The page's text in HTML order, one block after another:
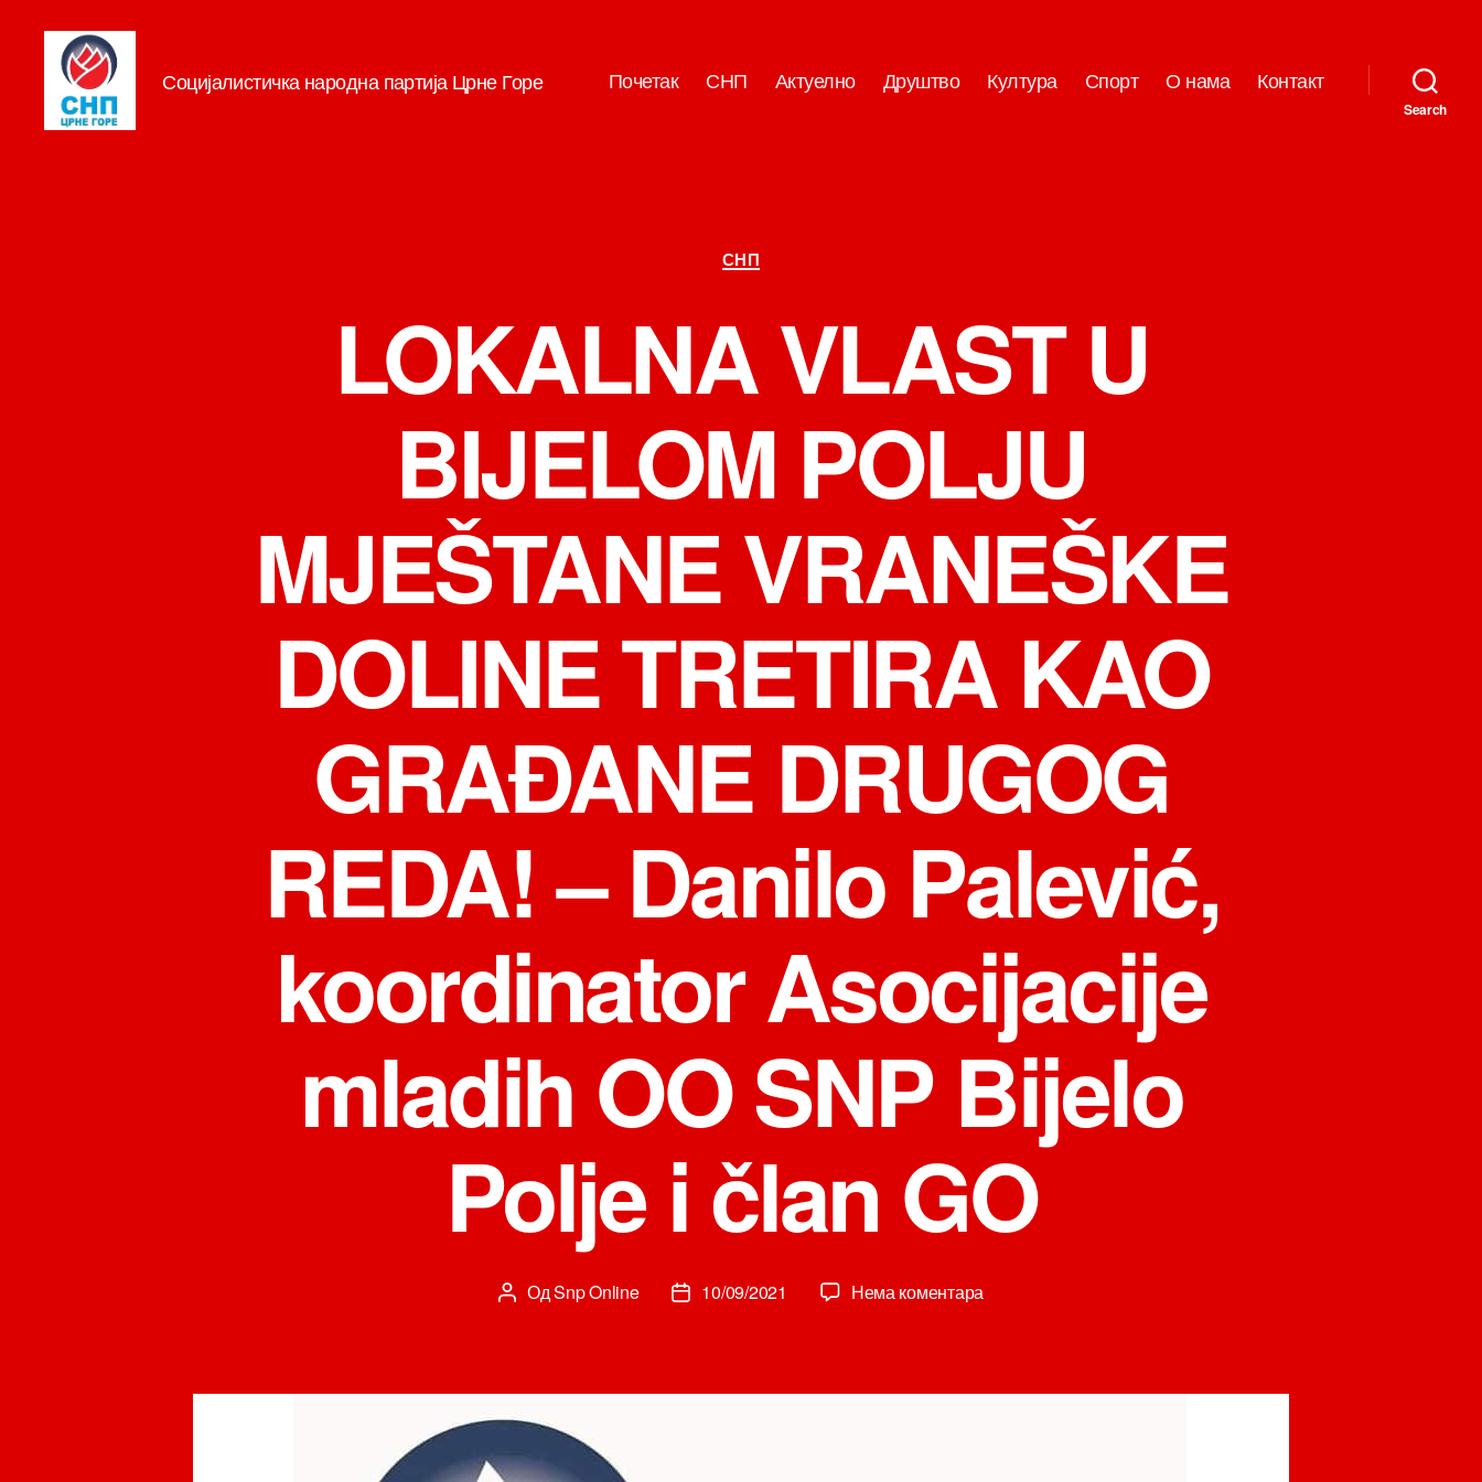
Социјалистичка народна партија Црне Горе Почетак СНП Актуелно Друштво Култура Спорт О нама Контакт
Search
Категорије
СНП
LOKALNA VLAST U
BIJELOM POLJU
MJEŠTANE VRANEŠKE
DOLINE TRETIRA KAO
GRAĐANE DRUGOG
REDA! – Danilo Palević,
koordinator Asocijacije
mladih OO SNP Bijelo
Polje i član GO
Аутор
ОдSnp Online
Датум
10/09/2021 Нема коментара
BIJELOM